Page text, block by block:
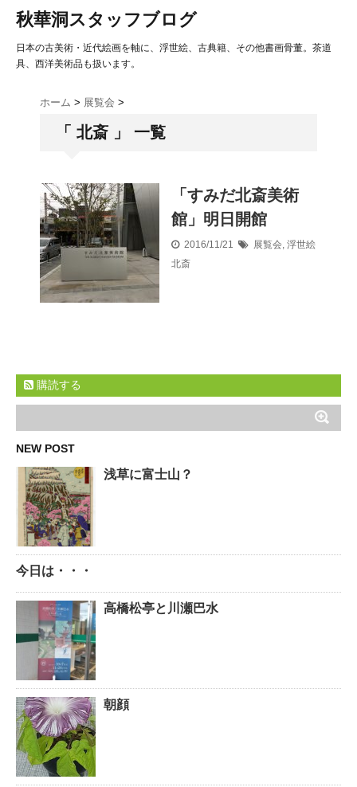
秋華洞スタッフブログ
日本の古美術・近代絵画を軸に、浮世絵、古典籍、その他書画骨董。茶道
具、西洋美術品も扱います。
ホーム > 展覧会 >
「 北斎 」 一覧
「すみだ北斎美術
館」明日開館
2016/11/21 展覧会, 浮世絵
北斎
購読する
NEW POST
浅草に富士山？
今日は・・・
高橋松亭と川瀬巴水
朝顔